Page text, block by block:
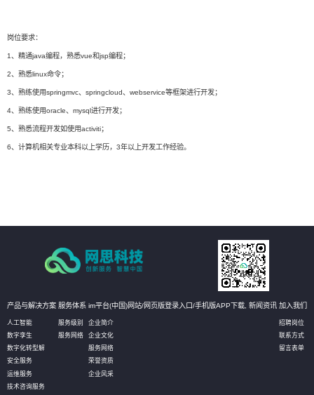
岗位要求：
1、精通java编程，熟悉vue和jsp编程；
2、熟悉linux命令；
3、熟练使用springmvc、springcloud、webservice等框架进行开发；
4、熟练使用oracle、mysql进行开发；
5、熟悉流程开发如使用activiti；
6、计算机相关专业本科以上学历，3年以上开发工作经验。
产品与解决方案
人工智能
数字孪生
数字化转型解
安全服务
运维服务
技术咨询服务
服务体系
服务级别
服务网络
im平台(中国)网站/网页版登录入口/手机版APP下载,
企业简介
企业文化
服务网络
荣誉资质
企业风采
新闻资讯 加入我们
招聘岗位
联系方式
留言表单